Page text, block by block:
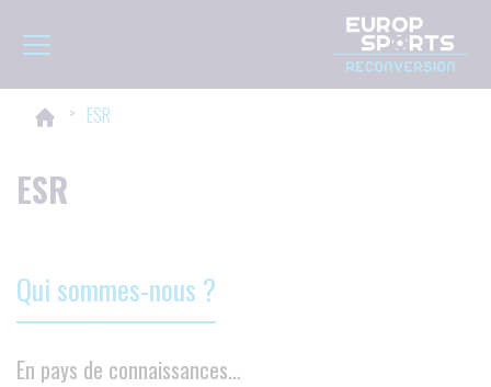
Toggle navigation
> ESR
ESR
Qui sommes-nous ?
En pays de connaissances…